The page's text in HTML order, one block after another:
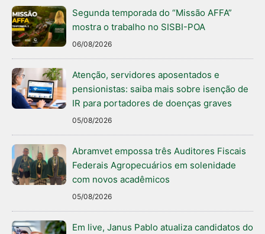
Segunda temporada do “Missão AFFA”
mostra o trabalho no SISBI-POA
06/08/2026
Atenção, servidores aposentados e
pensionistas: saiba mais sobre isenção de
IR para portadores de doenças graves
05/08/2026
Abramvet empossa três Auditores Fiscais
Federais Agropecuários em solenidade
com novos acadêmicos
05/08/2026
Em live, Janus Pablo atualiza candidatos do